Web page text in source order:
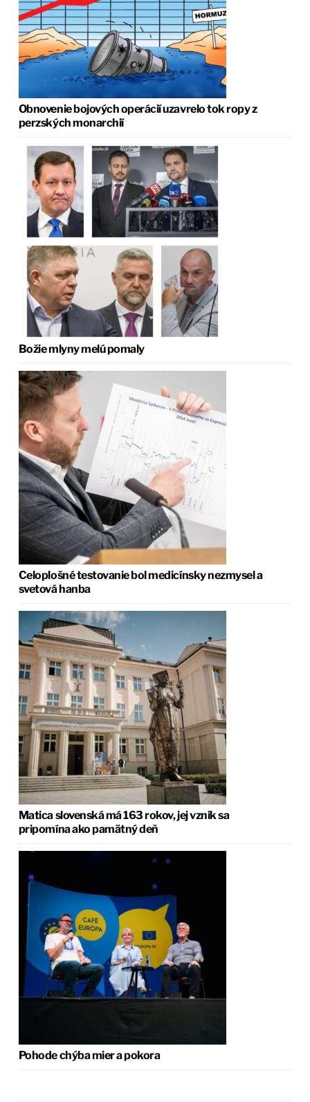
Obnovenie bojových operácií uzavrelo tok ropy z
perzských monarchií
Božie mlyny melú pomaly
Celoplošné testovanie bol medicínsky nezmysel a
svetová hanba
Matica slovenská má 163 rokov, jej vznik sa
pripomína ako pamätný deň
Pohode chýba mier a pokora